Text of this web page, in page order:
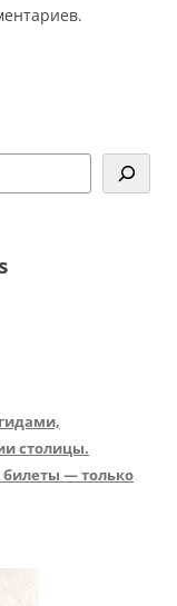
столицы.
билеты — только